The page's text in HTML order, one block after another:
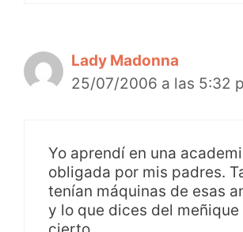
Lady Madonna
25/07/2006 a las 5:32
Yo aprendí en una
obligada por mis padres.
tenían máquinas de esas
y lo que dices del meñique